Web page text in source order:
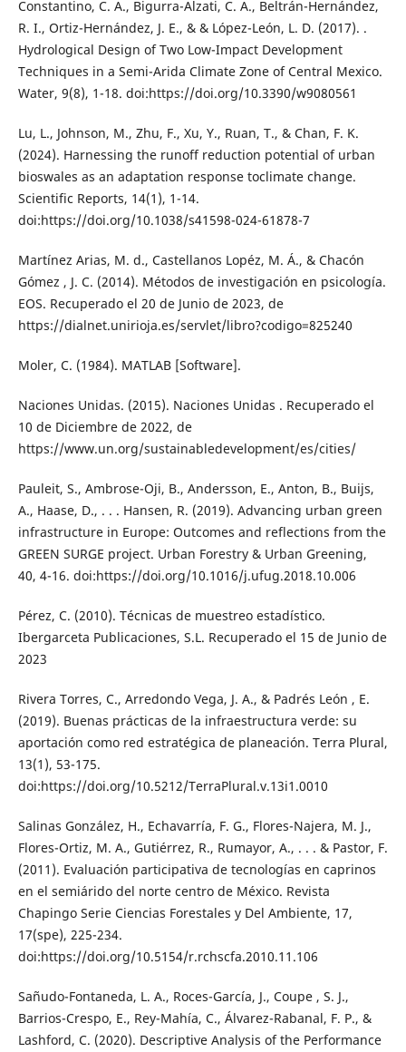
Constantino, C. A., Bigurra-Alzati, C. A., Beltrán-Hernández,
R. I., Ortiz-Hernández, J. E., & & López-León, L. D. (2017). .
Hydrological Design of Two Low-Impact Development
Techniques in a Semi-Arida Climate Zone of Central Mexico.
Water, 9(8), 1-18. doi:https://doi.org/10.3390/w9080561
Lu, L., Johnson, M., Zhu, F., Xu, Y., Ruan, T., & Chan, F. K.
(2024). Harnessing the runoff reduction potential of urban
bioswales as an adaptation response toclimate change.
Scientific Reports, 14(1), 1-14.
doi:https://doi.org/10.1038/s41598-024-61878-7
Martínez Arias, M. d., Castellanos Lopéz, M. Á., & Chacón
Gómez , J. C. (2014). Métodos de investigación en psicología.
EOS. Recuperado el 20 de Junio de 2023, de
https://dialnet.unirioja.es/servlet/libro?codigo=825240
Moler, C. (1984). MATLAB [Software].
Naciones Unidas. (2015). Naciones Unidas . Recuperado el
10 de Diciembre de 2022, de
https://www.un.org/sustainabledevelopment/es/cities/
Pauleit, S., Ambrose-Oji, B., Andersson, E., Anton, B., Buijs,
A., Haase, D., . . . Hansen, R. (2019). Advancing urban green
infrastructure in Europe: Outcomes and reflections from the
GREEN SURGE project. Urban Forestry & Urban Greening,
40, 4-16. doi:https://doi.org/10.1016/j.ufug.2018.10.006
Pérez, C. (2010). Técnicas de muestreo estadístico.
Ibergarceta Publicaciones, S.L. Recuperado el 15 de Junio de
2023
Rivera Torres, C., Arredondo Vega, J. A., & Padrés León , E.
(2019). Buenas prácticas de la infraestructura verde: su
aportación como red estratégica de planeación. Terra Plural,
13(1), 53-175.
doi:https://doi.org/10.5212/TerraPlural.v.13i1.0010
Salinas González, H., Echavarría, F. G., Flores-Najera, M. J.,
Flores-Ortiz, M. A., Gutiérrez, R., Rumayor, A., . . . & Pastor, F.
(2011). Evaluación participativa de tecnologías en caprinos
en el semiárido del norte centro de México. Revista
Chapingo Serie Ciencias Forestales y Del Ambiente, 17,
17(spe), 225-234.
doi:https://doi.org/10.5154/r.rchscfa.2010.11.106
Sañudo-Fontaneda, L. A., Roces-García, J., Coupe , S. J.,
Barrios-Crespo, E., Rey-Mahía, C., Álvarez-Rabanal, F. P., &
Lashford, C. (2020). Descriptive Analysis of the Performance